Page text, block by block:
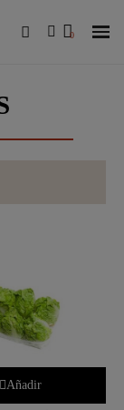
Añadir